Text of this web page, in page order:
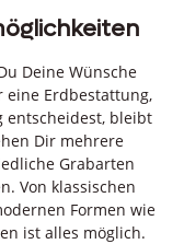
Deine Wünsche
eine Erdbestattung,
entscheidest, bleibt
Dir mehrere
Grabarten
Von klassischen
Formen wie
ist alles möglich.